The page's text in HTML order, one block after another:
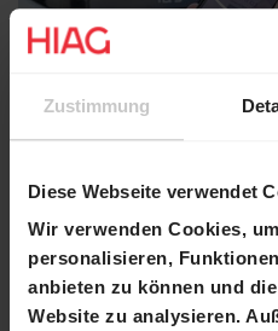
Zustimmung
Diese Webseite verwendet
Wir verwenden Cookies,
personalisieren,
anbieten zu können und
Website zu analysieren.
Mehr zum
zur Website